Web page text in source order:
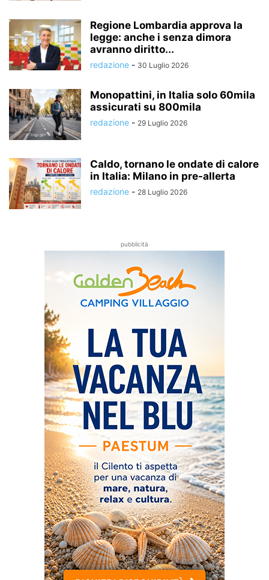
Regione Lombardia approva la
legge: anche i senza dimora
avranno diritto...
redazione - 30 Luglio 2026
Monopattini, in Italia solo 60mila
assicurati su 800mila
redazione - 29 Luglio 2026
Caldo, tornano le ondate di calore
in Italia: Milano in pre-allerta
redazione - 28 Luglio 2026
pubblicità